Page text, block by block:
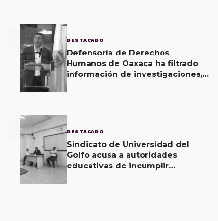
2 DESTACADO
Defensoría de Derechos
Humanos de Oaxaca ha filtrado
información de investigaciones,
3 DESTACADO
Sindicato de Universidad del
Golfo acusa a autoridades
educativas de incumplir